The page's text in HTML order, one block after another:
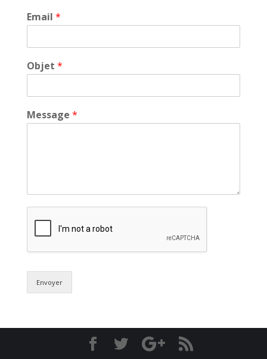
Email *
Objet *
Message *
Envoyer